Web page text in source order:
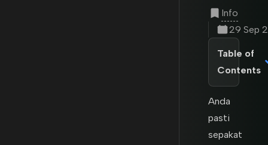
Info
29 Sep
Table of
Contents
Anda
pasti
sepakat